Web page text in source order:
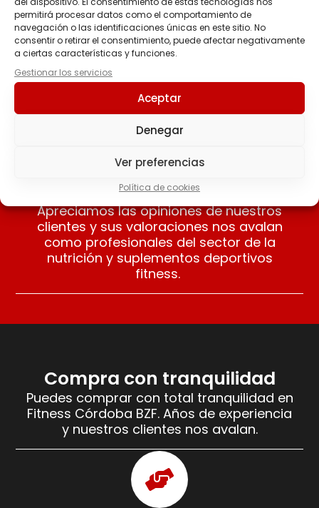
permitirá procesar datos como el comportamiento de
navegación o las identificaciones únicas en este sitio. No
consentir o retirar el consentimiento, puede afectar negativamente
a ciertas características y funciones.
Gestionar los servicios
Aceptar
Denegar
Ver preferencias
Política de cookies
Black Line
33.50€ -
104.90€
Seleccionar
PROFESSIONAL
40.90€-70.50€
Seleccionar
opciones
Nuestros clientes opinan
Apreciamos las opiniones de nuestros
clientes y sus valoraciones nos avalan
como profesionales del sector de la
nutrición y suplementos deportivos
fitness.
Compra con tranquilidad
Puedes comprar con total tranquilidad en
Fitness Córdoba BZF. Años de experiencia
y nuestros clientes nos avalan.